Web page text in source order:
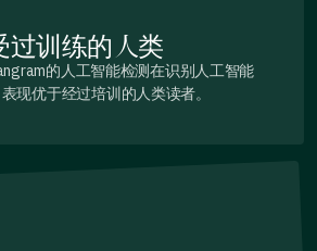
过训练的人类
的人工智能检测在识别人工智能
现优于经过培训的人类读者。